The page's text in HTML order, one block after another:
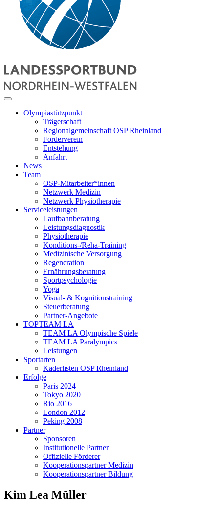
Olympiastützpunkt
Trägerschaft
Regionalgemeinschaft OSP Rheinland
Förderverein
Entstehung
Anfahrt
News
Team
OSP-Mitarbeiter*innen
Netzwerk Medizin
Netzwerk Physiotherapie
Serviceleistungen
Laufbahnberatung
Leistungsdiagnostik
Physiotherapie
Konditions-/Reha-Training
Medizinische Versorgung
Regeneration
Ernährungsberatung
Sportpsychologie
Yoga
Visual- & Kognitionstraining
Steuerberatung
Partner-Angebote
TOPTEAM LA
TEAM LA Olympische Spiele
TEAM LA Paralympics
Leistungen
Sportarten
Kaderlisten OSP Rheinland
Erfolge
Paris 2024
Tokyo 2020
Rio 2016
London 2012
Peking 2008
Partner
Sponsoren
Institutionelle Partner
Offizielle Förderer
Kooperationspartner Medizin
Kooperationspartner Bildung
Kim Lea Müller